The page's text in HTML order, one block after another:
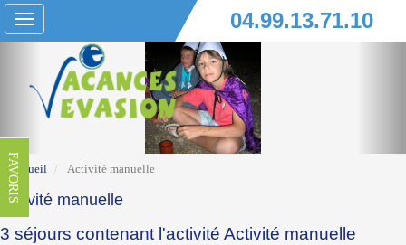
Toggle
navigation
04.99.13.71.10
FAVORIS
Accueil Activité manuelle
Activité manuelle
3 séjours contenant l'activité Activité manuelle